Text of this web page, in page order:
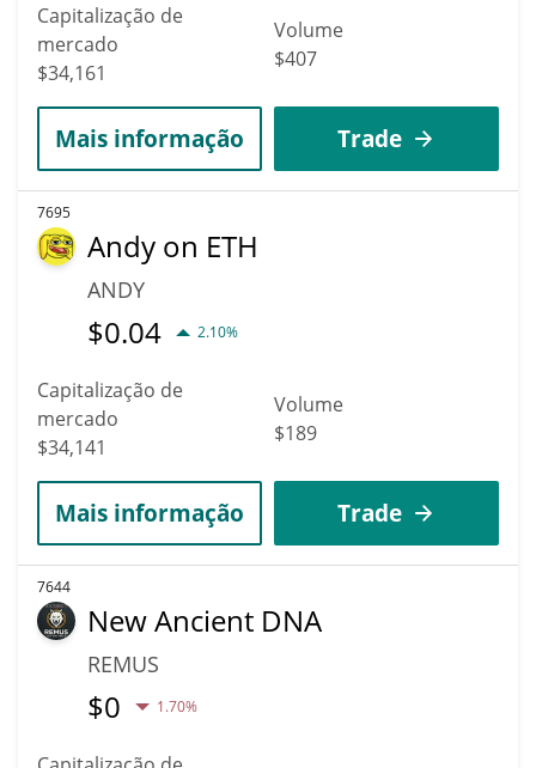
Capitalização de
mercado
$34,161
Volume
$407
Mais informação Trade
7695
Andy on ETH
ANDY
$0.04 2.10%
Capitalização de
mercado
$34,141
Volume
$189
Mais informação Trade
7644
New Ancient DNA
REMUS
$0 1.70%